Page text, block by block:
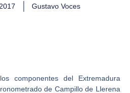
Gustavo Voces
componentes del Extremadura
de Campillo de Llerena